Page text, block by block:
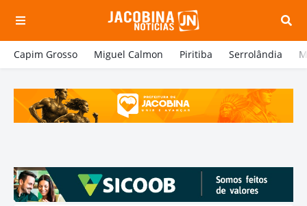
Capim Grosso Miguel Calmon Piritiba Serrolândia